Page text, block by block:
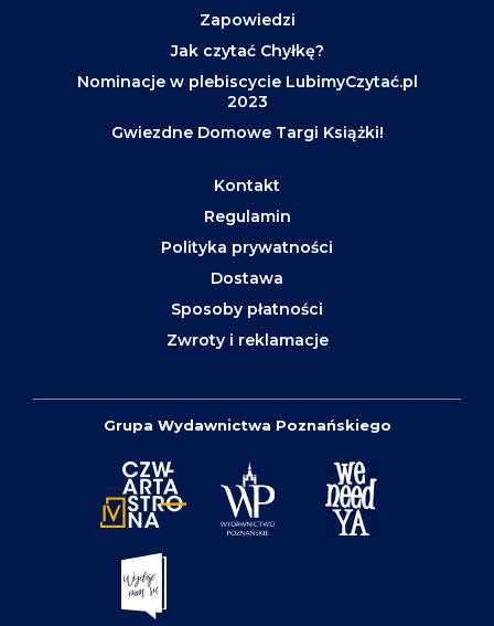
Zapowiedzi
Jak czytać Chyłkę?
Nominacje w plebiscycie LubimyCzytać.pl
2023
Gwiezdne Domowe Targi Książki!
Kontakt
Regulamin
Polityka prywatności
Dostawa
Sposoby płatności
Zwroty i reklamacje
Grupa Wydawnictwa Poznańskiego